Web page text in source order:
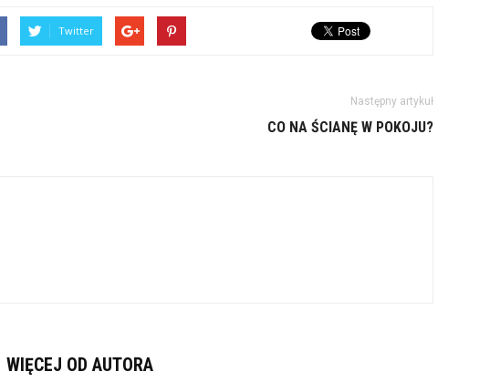
Twitter
Następny artykuł
CO NA ŚCIANĘ W POKOJU?
WIĘCEJ OD AUTORA